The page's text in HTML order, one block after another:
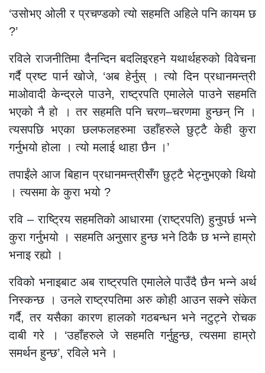
‘उसोभए ओली र प्रचण्डको त्यो सहमति अहिले पनि कायम छ
?’
रविले राजनीतिमा दैनन्दिन बदलिइरहने यथार्थहरुको विवेचना
गर्दै प्रष्ट पार्न खोजे, ‘अब हेर्नुस् । त्यो दिन प्रधानमन्त्री
माओवादी केन्द्रले पाउने, राष्ट्रपति एमालेले पाउने सहमति
भएको नै हो । तर सहमति पनि चरण–चरणमा हुन्छन् नि ।
त्यसपछि भएका छलफलहरुमा उहाँहरुले छुट्टै केही कुरा
गर्नुभयो होला । त्यो मलाई थाहा छैन ।’
तपाईंले आज बिहान प्रधानमन्त्रीसँग छुट्टै भेट्नुभएको थियो
। त्यसमा के कुरा भयो ?
रवि – राष्ट्रिय सहमतिको आधारमा (राष्ट्रपति) हुनुपर्छ भन्ने
कुरा गर्नुभयो । सहमति अनुसार हुन्छ भने ठिकै छ भन्ने हाम्रो
भनाइ रह्यो ।
रविको भनाइबाट अब राष्ट्रपति एमालेले पाउँदै छैन भन्ने अर्थ
निस्कन्छ । उनले राष्ट्रपतिमा अरु कोही आउन सक्ने संकेत
गर्दै, तर यसैका कारण हालको गठबन्धन भने नटुट्ने रोचक
दाबी गरे । ‘उहाँहरुले जे सहमति गर्नुहुन्छ, त्यसमा हाम्रो
समर्थन हुन्छ’, रविले भने ।